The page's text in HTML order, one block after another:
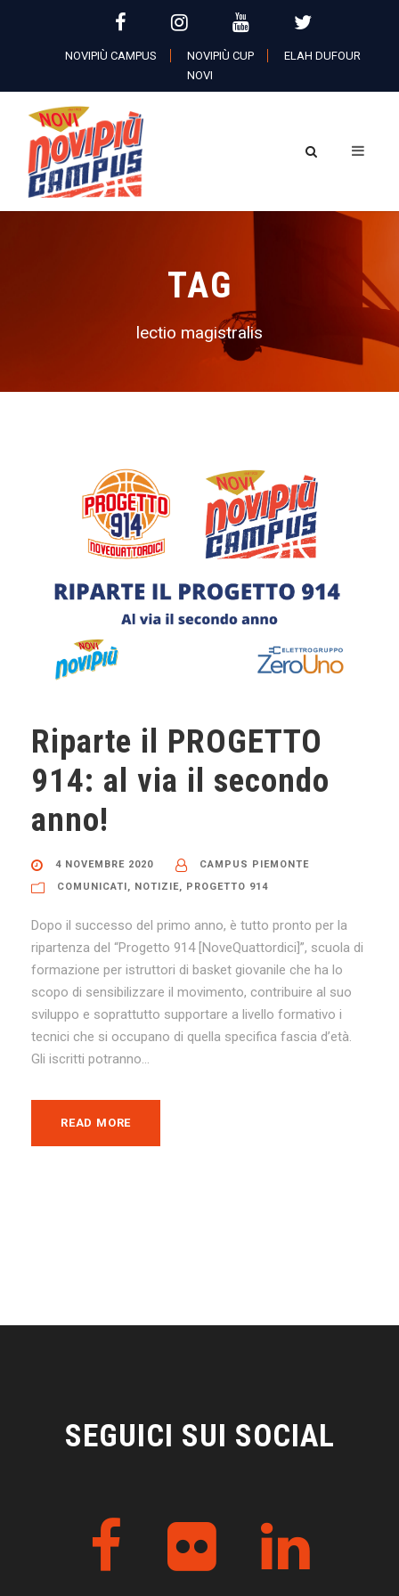
NOVIPIÙ CAMPUS NOVIPIÙ CUP
ELAH DUFOUR
NOVI
TAG
lectio magistralis
Riparte il PROGETTO
914: al via il secondo
anno!
4 NOVEMBRE 2020
CAMPUS PIEMONTE
COMUNICATI , NOTIZIE, PROGETTO 914
Dopo il successo del primo anno, è tutto pronto per la
ripartenza del “Progetto 914 [NoveQuattordici]”, scuola di
formazione per istruttori di basket giovanile che ha lo
scopo di sensibilizzare il movimento, contribuire al suo
sviluppo e soprattutto supportare a livello formativo i
tecnici che si occupano di quella specifica fascia d’età.
Gli iscritti potranno...
READ MORE
SEGUICI SUI SOCIAL